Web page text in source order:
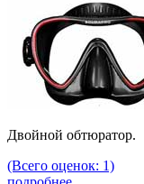
Двойной обтюратор.
(Всего оценок: 1)